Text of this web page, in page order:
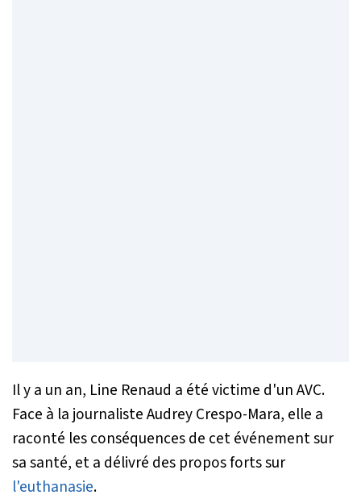
Il y a un an, Line Renaud a été victime d'un AVC.
Face à la journaliste Audrey Crespo-Mara, elle a
raconté les conséquences de cet événement sur
sa santé, et a délivré des propos forts sur
l'euthanasie.